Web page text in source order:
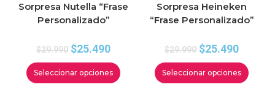
Sorpresa Nutella “Frase
Personalizado”
$29.990 $25.490
Seleccionar opciones
Sorpresa Heineken
“Frase Personalizado”
$29.990 $25.490
Seleccionar opciones